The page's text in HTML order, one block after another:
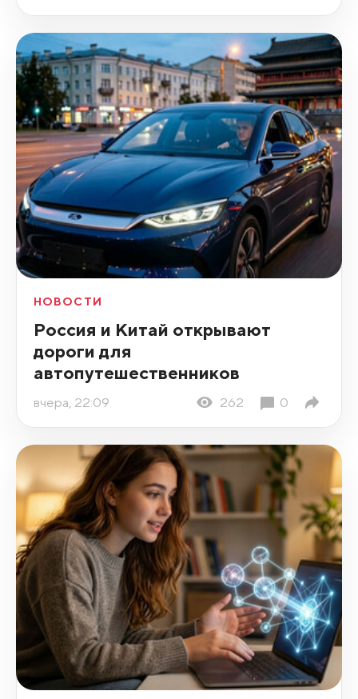
НОВОСТИ
Россия и Китай открывают
дороги для
автопутешественников
вчера, 22:09 262 0